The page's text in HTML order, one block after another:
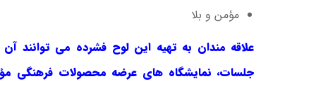
مؤمن و بلا
علاقه مندان به تهیه این لوح فشرده می توانند
جلسات، نمایشگاه های عرضه محصولات